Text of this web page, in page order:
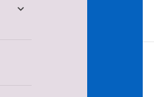
menu
ouvrir